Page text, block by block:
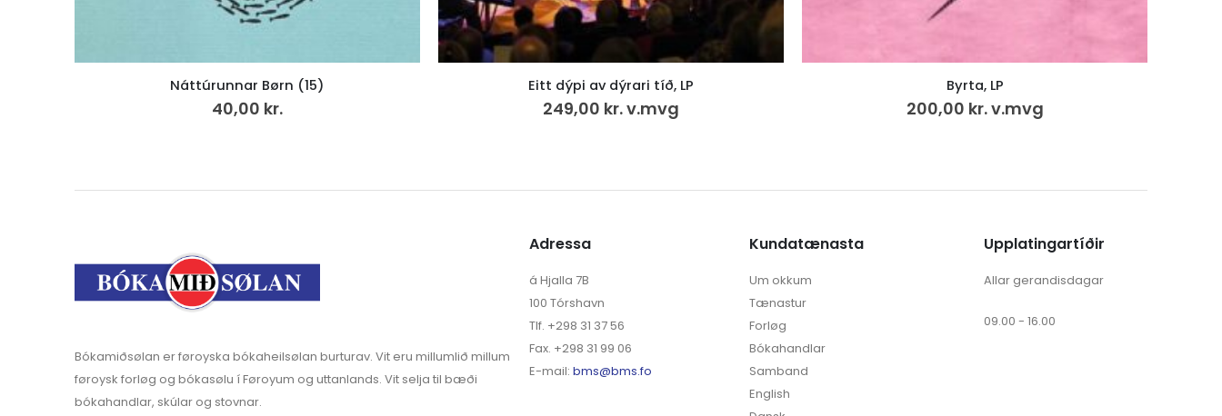
Eitt dýpi av dýrari tíð, LP
249,00kr. v.mvg
Byrta, LP
200,00 kr.v.mvg
Hjartasláttur, LP
199,00 kr.v.mvg
Bókamiðsølan er føroyska bókaheilsølan burturav. Vit eru millumlið millum
føroysk forløg og bókasølu í Føroyum og uttanlands. Vit selja til bæði
bókahandlar, skúlar og stovnar.
Adressa
á Hjalla 7B
100 Tórshavn
Tlf. +298 31 37 56
Fax. +298 31 99 06
E-mail: bms@bms.fo
Kundatænasta
Um okkum
Tænastur
Forløg
Bókahandlar
Samband
English
Upplatingartíðir
Allar gerandisdagar
09.00 - 16.00